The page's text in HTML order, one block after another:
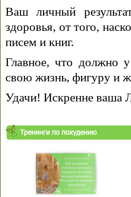
Ваш личный
здоровья, от того,
писем и книг.
Главное, что должно
свою жизнь, фигуру и
Удачи! Искренне ваша
Тренинги по похудению